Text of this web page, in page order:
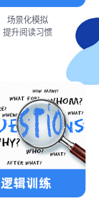
场景化模拟
提升阅读习惯